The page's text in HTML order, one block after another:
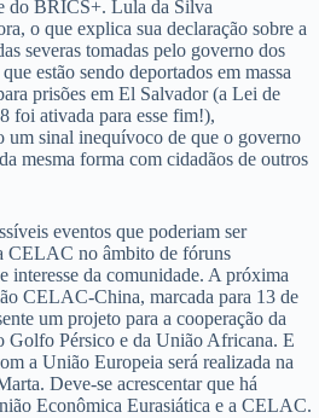
do BRICS+. Lula da Silva
o que explica sua declaração sobre a
severas tomadas pelo governo dos
estão sendo deportados em massa
prisões em El Salvador (a Lei de
foi ativada para esse fim!),
um sinal inequívoco de que o governo
mesma forma com cidadãos de outros
eventos que poderiam ser
CELAC no âmbito de fóruns
interesse da comunidade. A próxima
CELAC-China, marcada para 13 de
um projeto para a cooperação da
Golfo Pérsico e da União Africana. E
a União Europeia será realizada na
Deve-se acrescentar que há
Econômica Eurasiática e a CELAC.